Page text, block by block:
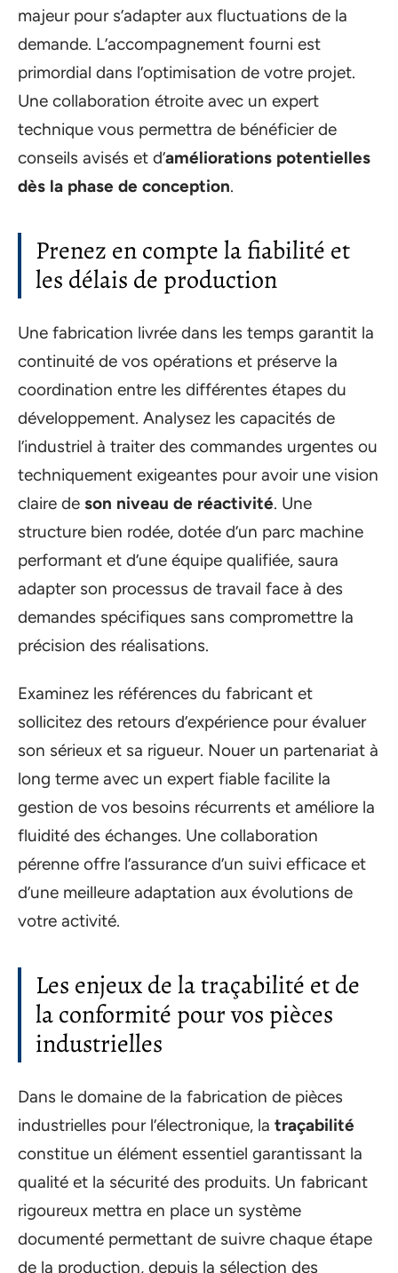
majeur pour s’adapter aux fluctuations de la
demande. L’accompagnement fourni est
primordial dans l’optimisation de votre projet.
Une collaboration étroite avec un expert
technique vous permettra de bénéficier de
conseils avisés et d’améliorations potentielles
dès la phase de conception.
Prenez en compte la fiabilité et
les délais de production
Une fabrication livrée dans les temps garantit la
continuité de vos opérations et préserve la
coordination entre les différentes étapes du
développement. Analysez les capacités de
l’industriel à traiter des commandes urgentes ou
techniquement exigeantes pour avoir une vision
claire de son niveau de réactivité. Une
structure bien rodée, dotée d’un parc machine
performant et d’une équipe qualifiée, saura
adapter son processus de travail face à des
demandes spécifiques sans compromettre la
précision des réalisations.
Examinez les références du fabricant et
sollicitez des retours d’expérience pour évaluer
son sérieux et sa rigueur. Nouer un partenariat à
long terme avec un expert fiable facilite la
gestion de vos besoins récurrents et améliore la
fluidité des échanges. Une collaboration
pérenne offre l’assurance d’un suivi efficace et
d’une meilleure adaptation aux évolutions de
votre activité.
Les enjeux de la traçabilité et de
la conformité pour vos pièces
industrielles
Dans le domaine de la fabrication de pièces
industrielles pour l’électronique, la traçabilité
constitue un élément essentiel garantissant la
qualité et la sécurité des produits. Un fabricant
rigoureux mettra en place un système
documenté permettant de suivre chaque étape
de la production, depuis la sélection des